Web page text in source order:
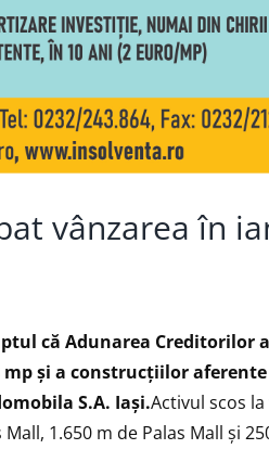
vânzarea în
că Adunarea Creditorilor
mp și a construcțiilor
S.A. Iaşi.Activul scos
1.650 m de Palas Mall și